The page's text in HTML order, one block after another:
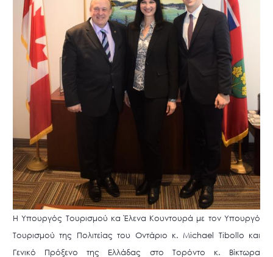
Η Υπουργός Τουρισμού κα Έλενα Κουντουρά με τον Υπουργό
Τουρισμού της Πολιτείας του Οντάριο κ. Μichael Tibollo και
Γενικό Πρόξενο της Ελλάδας στο Τορόντο κ. Βίκτωρα